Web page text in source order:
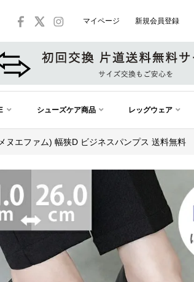
マイページ 新規会員登録
シューズケア商品 レッグウェア
ヌエファム) 幅狭D ビジネスパンプス 送料無料